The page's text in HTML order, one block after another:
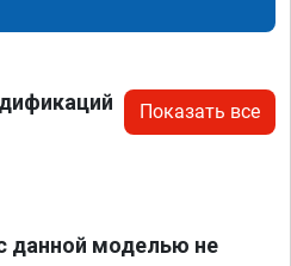
Показать все
данной моделью не